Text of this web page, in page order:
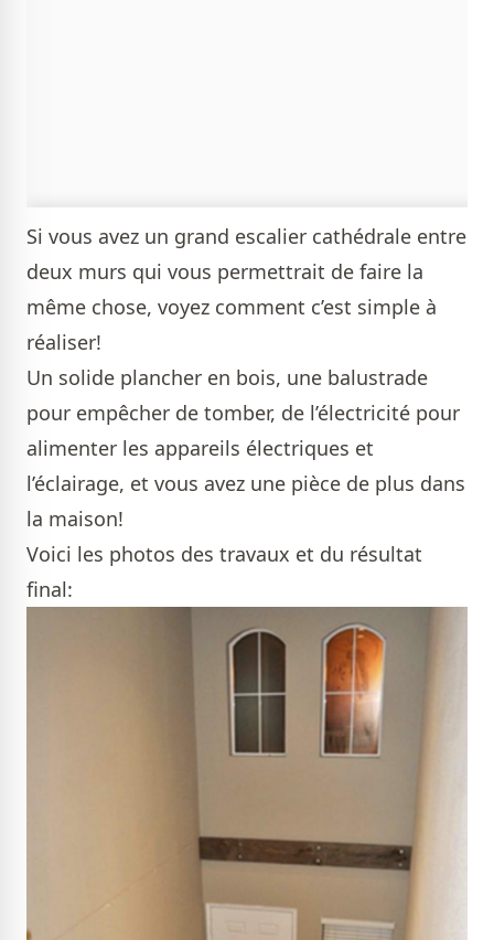
Si vous avez un grand escalier cathédrale entre
deux murs qui vous permettrait de faire la
même chose, voyez comment c’est simple à
réaliser!
Un solide plancher en bois, une balustrade
pour empêcher de tomber, de l’électricité pour
alimenter les appareils électriques et
l’éclairage, et vous avez une pièce de plus dans
la maison!
Voici les photos des travaux et du résultat
final: